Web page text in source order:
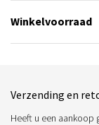
Winkelvoorraad
Verzending en
Heeft u een aankoop